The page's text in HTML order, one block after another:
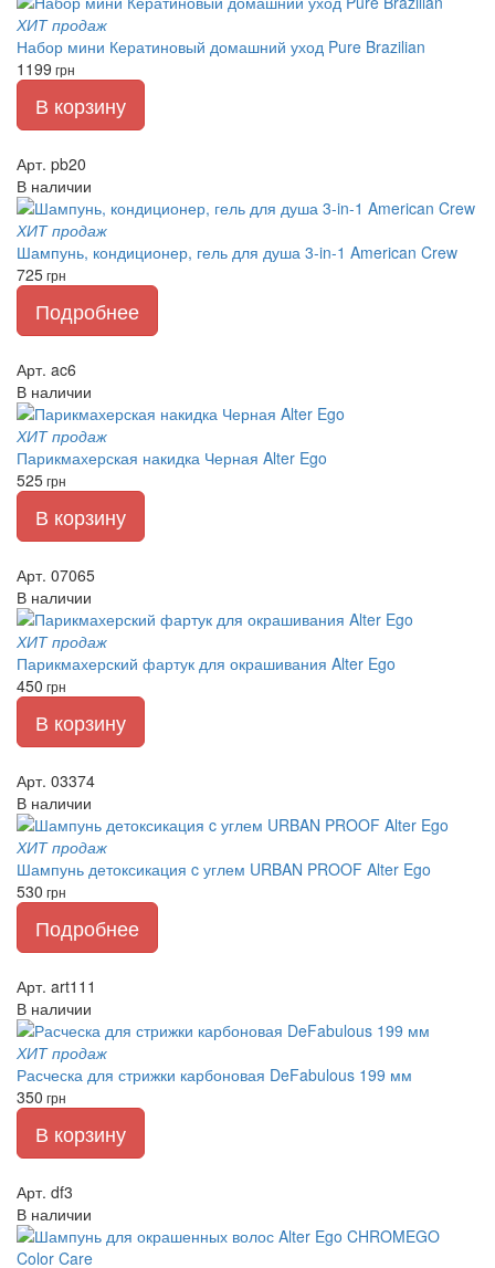
ХИТ продаж
Набор мини Кератиновый домашний уход Pure Brazilian
1199 грн
В корзину
Арт. pb20
В наличии
ХИТ продаж
Шампунь, кондиционер, гель для душа 3-in-1 American Crew
725грн
Подробнее
Арт. ac6
В наличии
ХИТ продаж
Парикмахерская накидка Черная Alter Ego
525грн
В корзину
Арт. 07065
В наличии
ХИТ продаж
Парикмахерский фартук для окрашивания Alter Ego
450 грн
В корзину
Арт. 03374
В наличии
ХИТ продаж
Шампунь детоксикация c углем URBAN PROOF Alter Ego
530 грн
Подробнее
Арт. art111
В наличии
ХИТ продаж
Расческа для стрижки карбоновая DeFabulous 199 мм
350 грн
В корзину
Арт. df3
В наличии